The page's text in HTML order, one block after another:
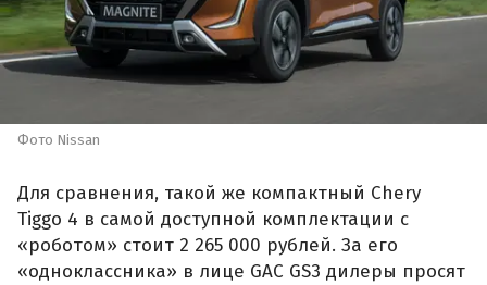
Фото Nissan
Для сравнения, такой же компактный Chery
Tiggo 4 в самой доступной комплектации с
«роботом» стоит 2 265 000 рублей. За его
«одноклассника» в лице GAC GS3 дилеры просят